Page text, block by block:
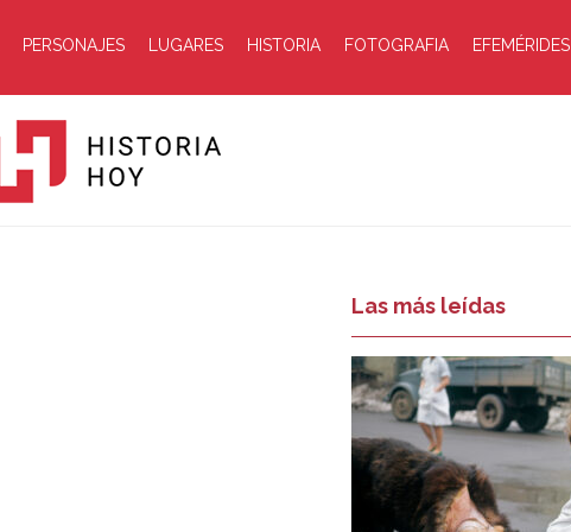
PERSONAJES LUGARES HISTORIA FOTOGRAFIA EFEMÉRIDES
Las más leídas